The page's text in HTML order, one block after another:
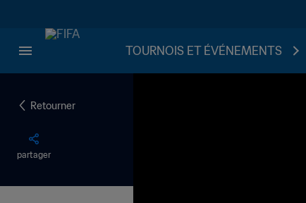
TOURNOIS ET ÉVÉNEMENTS
Retourner
partager